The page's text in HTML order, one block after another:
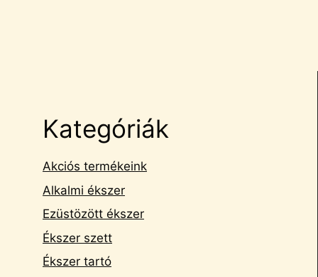
Kategóriák
Akciós termékeink
Alkalmi ékszer
Ezüstözött ékszer
Ékszer szett
Ékszer tartó